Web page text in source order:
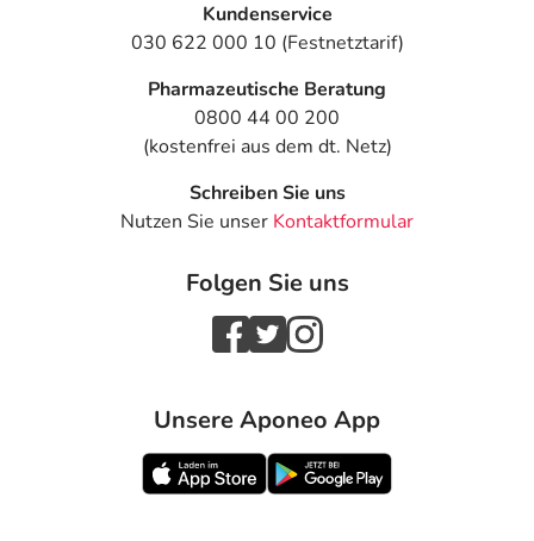
Kundenservice
030 622 000 10 (Festnetztarif)
Pharmazeutische Beratung
0800 44 00 200
(kostenfrei aus dem dt. Netz)
Schreiben Sie uns
Nutzen Sie unser Kontaktformular
Folgen Sie uns
Unsere Aponeo App